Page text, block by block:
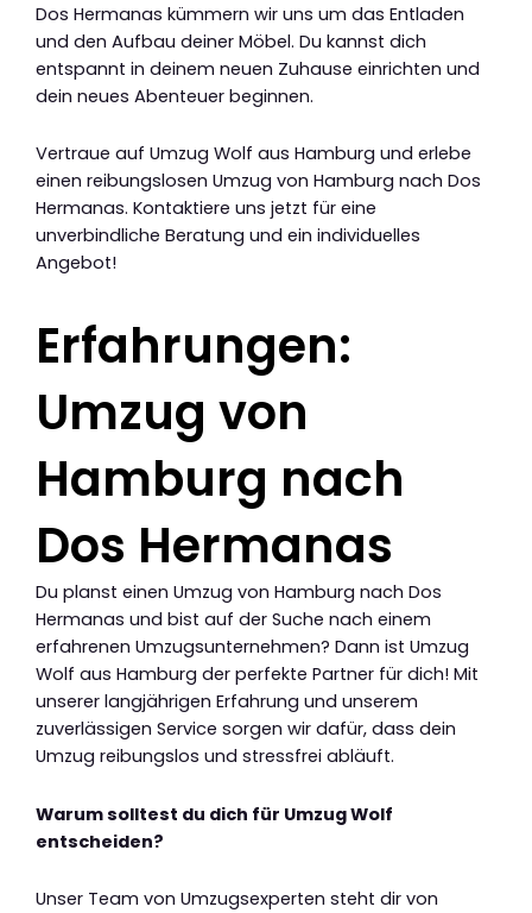
Dos Hermanas kümmern wir uns um das Entladen
und den Aufbau deiner Möbel. Du kannst dich
entspannt in deinem neuen Zuhause einrichten und
dein neues Abenteuer beginnen.
Vertraue auf Umzug Wolf aus Hamburg und erlebe
einen reibungslosen Umzug von Hamburg nach Dos
Hermanas. Kontaktiere uns jetzt für eine
unverbindliche Beratung und ein individuelles
Angebot!
Erfahrungen:
Umzug von
Hamburg nach
Dos Hermanas
Du planst einen Umzug von Hamburg nach Dos
Hermanas und bist auf der Suche nach einem
erfahrenen Umzugsunternehmen? Dann ist Umzug
Wolf aus Hamburg der perfekte Partner für dich! Mit
unserer langjährigen Erfahrung und unserem
zuverlässigen Service sorgen wir dafür, dass dein
Umzug reibungslos und stressfrei abläuft.
Warum solltest du dich für Umzug Wolf
entscheiden?
Unser Team von Umzugsexperten steht dir von